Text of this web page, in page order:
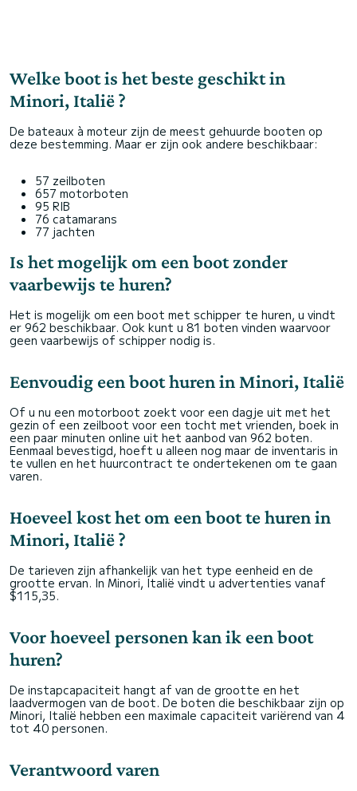
Welke boot is het beste geschikt in
Minori, Italië ?
De bateaux à moteur zijn de meest gehuurde booten op
deze bestemming. Maar er zijn ook andere beschikbaar:
57 zeilboten
657 motorboten
95 RIB
76 catamarans
77 jachten
Is het mogelijk om een boot zonder
vaarbewijs te huren?
Het is mogelijk om een boot met schipper te huren, u vindt
er 962 beschikbaar. Ook kunt u 81 boten vinden waarvoor
geen vaarbewijs of schipper nodig is.
Eenvoudig een boot huren in Minori, Italië
Of u nu een motorboot zoekt voor een dagje uit met het
gezin of een zeilboot voor een tocht met vrienden, boek in
een paar minuten online uit het aanbod van 962 boten.
Eenmaal bevestigd, hoeft u alleen nog maar de inventaris in
te vullen en het huurcontract te ondertekenen om te gaan
varen.
Hoeveel kost het om een boot te huren in
Minori, Italië ?
De tarieven zijn afhankelijk van het type eenheid en de
grootte ervan. In Minori, Italië vindt u advertenties vanaf
$115,35.
Voor hoeveel personen kan ik een boot
huren?
De instapcapaciteit hangt af van de grootte en het
laadvermogen van de boot. De boten die beschikbaar zijn op
Minori, Italië hebben een maximale capaciteit variërend van 4
tot 40 personen.
Verantwoord varen